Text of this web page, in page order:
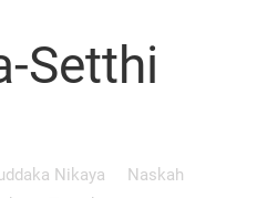
Setthi
Nikaya
Naskah